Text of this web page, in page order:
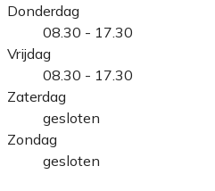
Donderdag
08.30 - 17.30
Vrijdag
08.30 - 17.30
Zaterdag
gesloten
Zondag
gesloten